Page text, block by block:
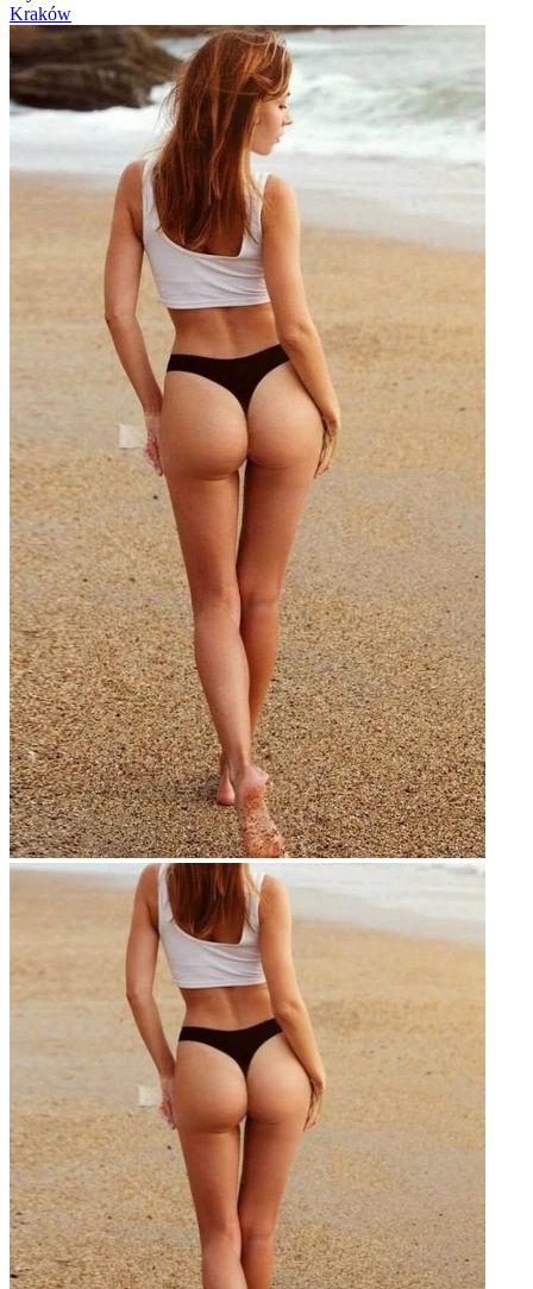
Kraków